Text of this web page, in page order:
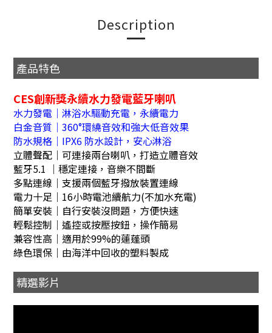
Description
產品特色
CES創新獎永續水力發電藍牙喇叭
水力發電｜淋浴水驅動充電，永續電力
白金音質｜360°環繞音效和強大低音效果
防水規格｜IPX6 防水設計，安心淋浴
立體聲配｜可連接兩台喇叭，打造立體音效
藍牙5.1 ｜穩定連接，音樂不間斷
多點連線｜支援兩個藍牙撥放裝置連線
電力十足｜16小時電池續航力(不加水充電)
簡單安裝｜自行安裝沒問題，方便快速
輕鬆控制｜遙控或按壓按鈕，操作簡易
兼容性高｜適用於99%的蓮蓬頭
綠色環保｜由海洋中回收的塑料製成
精選影片